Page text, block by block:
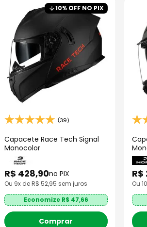
10% OFF NO PIX
(39)
Capacete Race Tech Signal
Monocolor
R$ 428,90no PIX
Ou 9x de R$52,95 sem juros
Economize R$ 47,66
Comprar
R$
Ou 10